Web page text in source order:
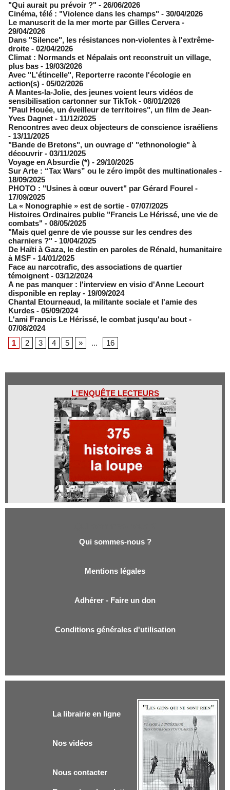
"Qui aurait pu prévoir ?" - 26/06/2026
Cinéma, télé : "Violence dans les champs" - 30/04/2026
Le manuscrit de la mer morte par Gilles Cervera -
29/04/2026
Dans "Silence", les résistances non-violentes à l'extrême-
droite - 02/04/2026
Climat : Normands et Népalais ont reconstruit un village,
plus bas - 19/03/2026
Avec "L'étincelle", Reporterre raconte l'écologie en
action(s) - 05/02/2026
A Mantes-la-Jolie, des jeunes voient leurs vidéos de
sensibilisation cartonner sur TikTok - 08/01/2026
"Paul Houée, un éveilleur de territoires", un film de Jean-
Yves Dagnet - 11/12/2025
Rencontres avec deux objecteurs de conscience israéliens
- 13/11/2025
"Bande de Bretons", un ouvrage d' "ethnonologie" à
découvrir - 03/11/2025
Voyage en Absurdie (*) - 29/10/2025
Sur Arte : “Tax Wars” ou le zéro impôt des multinationales -
18/09/2025
PHOTO : "Usines à cœur ouvert" par Gérard Fourel -
17/09/2025
La « Nonographie » est de sortie - 07/07/2025
Histoires Ordinaires publie "Francis Le Hérissé, une vie de
combats" - 08/05/2025
"Mais quel genre de vie pousse sur les cendres des
charniers ?" - 10/04/2025
De Haïti à Gaza, le destin en paroles de Rénald, humanitaire
à MSF - 14/01/2025
Face au narcotrafic, des associations de quartier
témoignent - 03/12/2024
A ne pas manquer : l'interview en visio d'Anne Lecourt
disponible en replay - 19/09/2024
Chantal Etourneaud, la militante sociale et l'amie des
Kurdes - 05/09/2024
L'ami Francis Le Hérissé, le combat jusqu'au bout -
07/08/2024
1
2 3 4 5 » ... 16
L'ENQUÊTE LECTEURS
Qui sommes-nous ?
Mentions légales
Adhérer - Faire un don
Conditions générales d'utilisation
La librairie en ligne
Nos vidéos
Nous contacter